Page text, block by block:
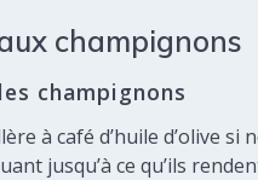
champignons
champignons
à café d’huile d’olive
jusqu’à ce qu’ils